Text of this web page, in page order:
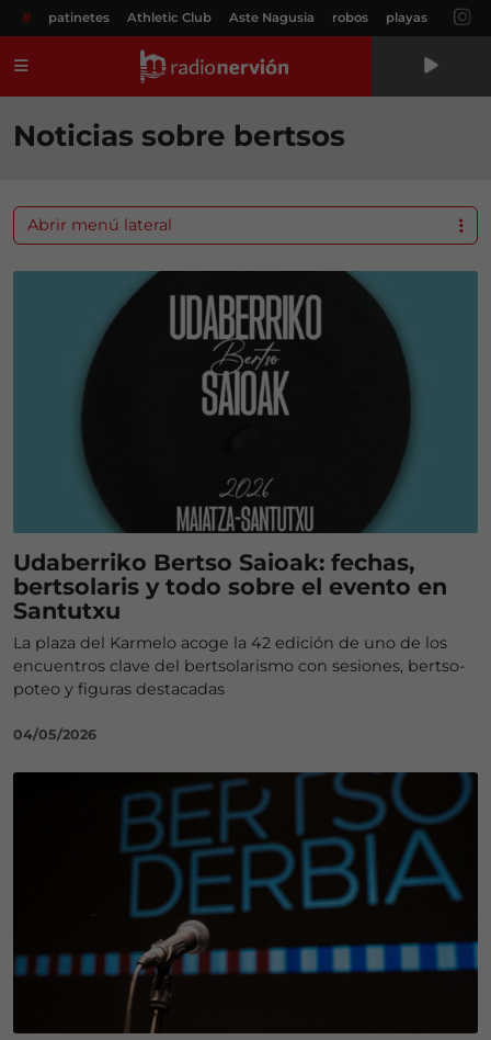
# patinetes Athletic Club Aste Nagusia robos playas
Noticias sobre bertsos
Udaberriko Bertso Saioak: fechas,
bertsolaris y todo sobre el evento en
Santutxu
La plaza del Karmelo acoge la 42 edición de uno de los
encuentros clave del bertsolarismo con sesiones, bertso-
poteo y figuras destacadas
04/05/2026
Abrir menú lateral